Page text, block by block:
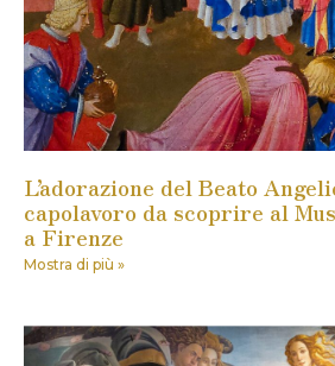
L’adorazione del Beato
capolavoro da scoprire al
a Firenze
Mostra di più »